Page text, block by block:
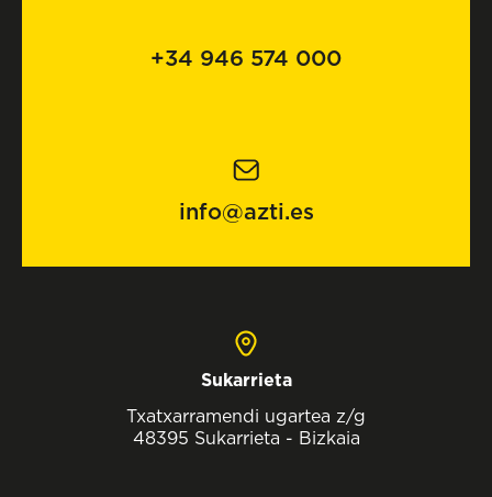
+34 946 574 000
info@azti.es
Sukarrieta
Txatxarramendi ugartea z/g
48395 Sukarrieta - Bizkaia